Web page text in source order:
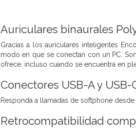
Auriculares binaurales
Gracias a los auriculares inteligentes
modo en que se conectan con un PC.
ofrece, incluso cuando se encuentra en
Conectores USB-A y
Responda a llamadas de softphone
Retrocompatibilidad